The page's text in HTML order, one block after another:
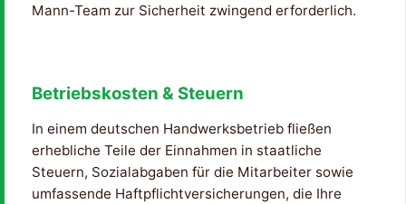
Mann-Team zur Sicherheit zwingend erforderlich.
Betriebskosten & Steuern
In einem deutschen Handwerksbetrieb fließen
erhebliche Teile der Einnahmen in staatliche
Steuern, Sozialabgaben für die Mitarbeiter sowie
umfassende Haftpflichtversicherungen, die Ihre